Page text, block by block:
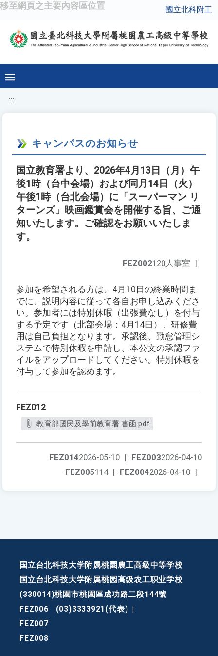
移至網頁之主要內容區位置 國立北科附工
:::
キャンパスのお知らせ
国立教育署より、2026年4月13日（月）午
後1時（台中会場）および同月14日（火）
午後1時（台北会場）に「スーパーマン リ
ターンズ」映画鑑賞会を開催する旨、ご通
知いたします。ご確認をお願いいたしま
す。
FEZ002120人事室 |
参加を希望される方は、4月10日の終業時間ま
でに、説明内容に従って各自お申し込みくださ
い。参加者には特別休暇（出張費なし）を付与
する予定です（北部会場：4月14日）。研修費
用は自己負担となります。承認後、勤怠管理シ
ステムで特別休暇を申請し、本公文の承認ファ
イルをアップロードしてください。特別休暇を
付与して参加を認めます。
FEZ012
教育部國民及學前教育署 書函.pdf
FEZ0032026-04-10
FEZ0142026-05-10 |
FEZ0042026-04-10 |
FEZ005114 |
国立台北科技大学附属桃園農工高級中等学校
国立台北科技大学附属桃园高级农工职业学校
(330014)桃園市桃園區成功路二段144號
FEZ006
(03)3333921(代表)
FEZ007
FEZ008